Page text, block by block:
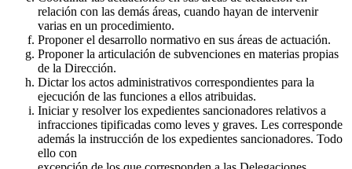
relación con las demás áreas, cuando hayan de intervenir
varias en un procedimiento.
Proponer el desarrollo normativo en sus áreas de actuación.
Proponer la articulación de subvenciones en materias propias
de la Dirección.
Dictar los actos administrativos correspondientes para la
ejecución de las funciones a ellos atribuidas.
Iniciar y resolver los expedientes sancionadores relativos a
infracciones tipificadas como leves y graves. Les corresponde
además la instrucción de los expedientes sancionadores. Todo
ello con